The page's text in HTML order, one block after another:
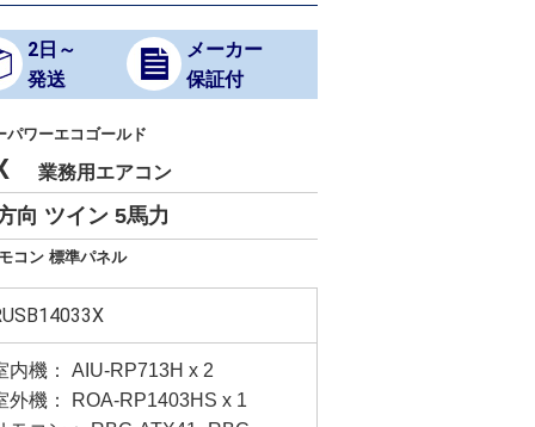
2日～
発送
メーカー
保証付
ワーエコゴールド
業務用エアコン
向 ツイン 5馬力
コン 標準パネル
内機： AIU-RP713H x 2
外機： ROA-RP1403HS x 1